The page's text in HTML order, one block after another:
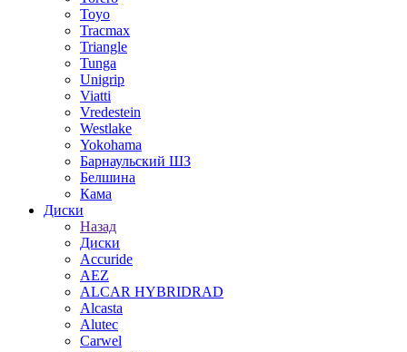
Toyo
Tracmax
Triangle
Tunga
Unigrip
Viatti
Vredestein
Westlake
Yokohama
Барнаульский ШЗ
Белшина
Кама
Диски
Назад
Диски
Accuride
AEZ
ALCAR HYBRIDRAD
Alcasta
Alutec
Carwel